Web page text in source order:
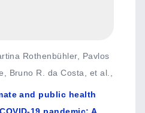
Rothenbühler, Pavlos
Bruno R. da Costa, et al.,
and public health